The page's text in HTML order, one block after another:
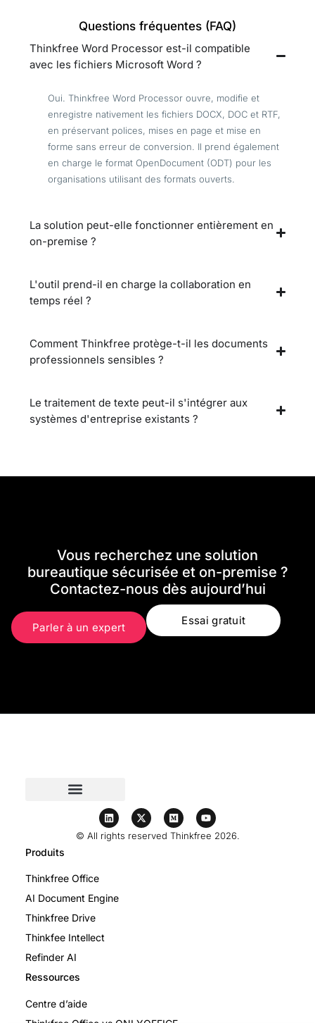
Questions fréquentes (FAQ)
Thinkfree Word Processor est-il compatible
avec les fichiers Microsoft Word ?
Oui. Thinkfree Word Processor ouvre, modifie et
enregistre nativement les fichiers DOCX, DOC et RTF,
en préservant polices, mises en page et mise en
forme sans erreur de conversion. Il prend également
en charge le format OpenDocument (ODT) pour les
organisations utilisant des formats ouverts.
La solution peut-elle fonctionner entièrement en
on-premise ?
L'outil prend-il en charge la collaboration en
temps réel ?
Comment Thinkfree protège-t-il les documents
professionnels sensibles ?
Le traitement de texte peut-il s'intégrer aux
systèmes d'entreprise existants ?
Vous recherchez une solution
bureautique sécurisée et on-premise ?
Contactez-nous dès aujourd’hui
Parler à un expert
Essai gratuit
© All rights reserved Thinkfree 2026.
Produits
Thinkfree Office
AI Document Engine
Thinkfree Drive
Thinkfee Intellect
Refinder AI
Ressources
Centre d’aide